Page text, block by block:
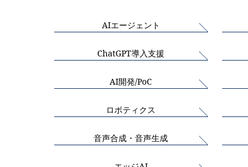
AIエージェント
ChatGPT導入支援
AI開発/PoC
ロボティクス
音声合成・音声生成